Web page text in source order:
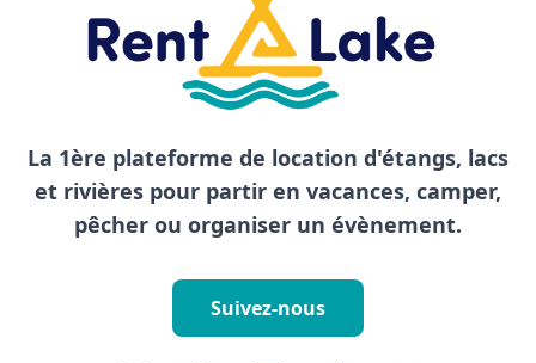
La 1ère plateforme de location d'étangs, lacs
et rivières pour partir en vacances, camper,
pêcher ou organiser un évènement.
Suivez-nous